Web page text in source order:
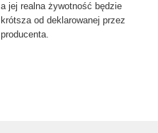
a jej realna żywotność będzie
krótsza od deklarowanej przez
producenta.